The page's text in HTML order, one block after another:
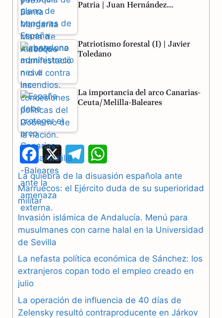
Patria | Juan Hernández…
Patriotismo forestal (I) | Javier
Toledano
La importancia del arco Canarias-
Ceuta/Melilla-Baleares
F
a
c
e
b
o
o
X
e
l
g
a
h
a
s
p
La quiebra de la disuasión española ante
Marruecos: el Ejército duda de su superioridad
militar
Invasión islámica de Andalucía. Menú para
musulmanes con carne halal en la Universidad
de Sevilla
La nefasta política económica de Sánchez: los
extranjeros copan todo el empleo creado en
julio
La operación de influencia de 40 días de
Zelensky resultó contraproducente en Járkov